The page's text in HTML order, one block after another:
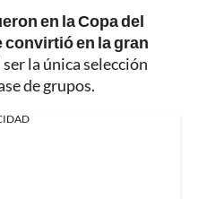
en la Copa del
convirtió en la gran
ser la única selección
de grupos.